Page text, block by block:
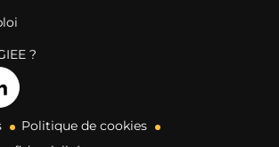
?
Politique de cookies